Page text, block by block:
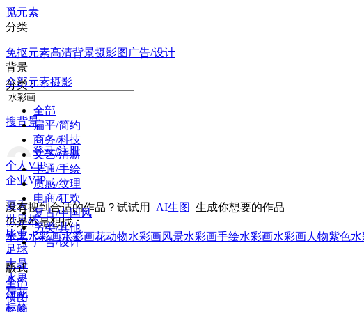
觅元素
分类
免抠元素高清背景摄影图 广告/设计
背景
全部元素摄影
搜背景
登录/注册
个人VIP
企业VIP
夏天
世界杯
毕业
足球
大暑
水果
荷花
标签
分类 :
全部
扁平/简约
商务/科技
文艺/清新
卡通/手绘
质感/纹理
电商/狂欢
复古/中国风
另类/其他
广告/设计
版式
全部
横图
没有搜到合适的作品？试试用 AI生图 生成你想要的作品
你是不是想找：
水果水彩画水彩画花动物水彩画风景水彩画手绘水彩画水彩画人物紫色